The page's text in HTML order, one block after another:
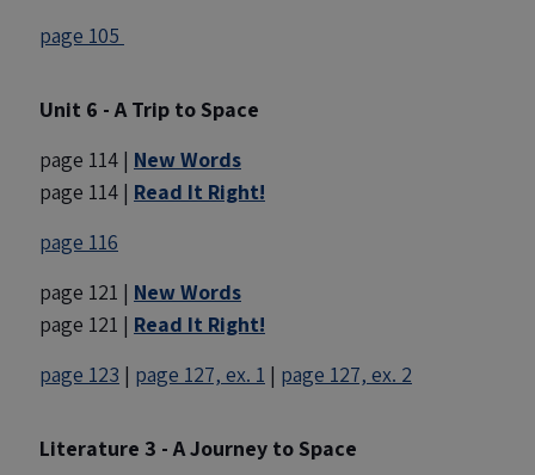
page 105
Unit 6 - A Trip to Space
page 114 | New Words
page 114 | Read It Right!
page 116
page 121 | New Words
page 121 | Read It Right!
page 123 | page 127, ex. 1 | page 127, ex. 2
Literature 3 - A Journey to Space